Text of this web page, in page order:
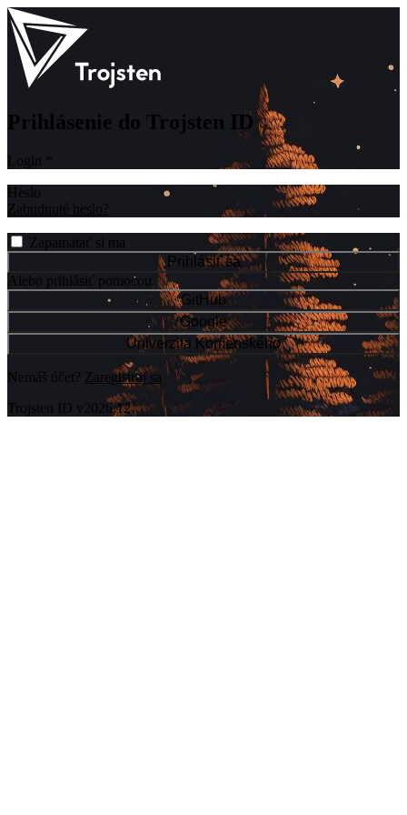
Prihlásenie do Trojsten ID
Login
Heslo
Zabudnuté heslo?
Zapamätať si ma
Prihlásiť sa
Alebo prihlásiť pomocou
GitHub
Google
Univerzita Komenského
Nemáš účet? Zaregistruj sa
Trojsten ID v2026.12